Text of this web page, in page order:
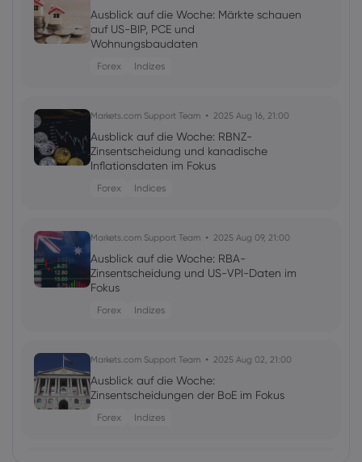
Ausblick auf die Woche: Märkte schauen
auf US-BIP, PCE und
Wohnungsbaudaten
Forex Indizes
Markets.com Support Team 2025 Aug 16, 21:00
Ausblick auf die Woche: RBNZ-
Zinsentscheidung und kanadische
Inflationsdaten im Fokus
Forex Indices
Markets.com Support Team 2025 Aug 09, 21:00
Ausblick auf die Woche: RBA-
Zinsentscheidung und US-VPI-Daten im
Fokus
Forex Indizes
Markets.com Support Team 2025 Aug 02, 21:00
Ausblick auf die Woche:
Zinsentscheidungen der BoE im Fokus
Forex Indizes